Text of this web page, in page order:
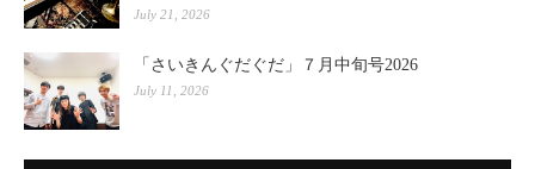
July 21, 2026
「さいきんぐだぐだ」７月中旬号2026
July 11, 2026